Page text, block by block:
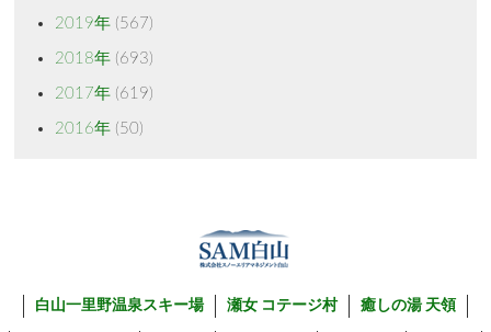
2019年(567)
2018年(693)
2017年(619)
2016年(50)
白山一里野温泉スキー場 瀬女 コテージ村 癒しの湯 天領